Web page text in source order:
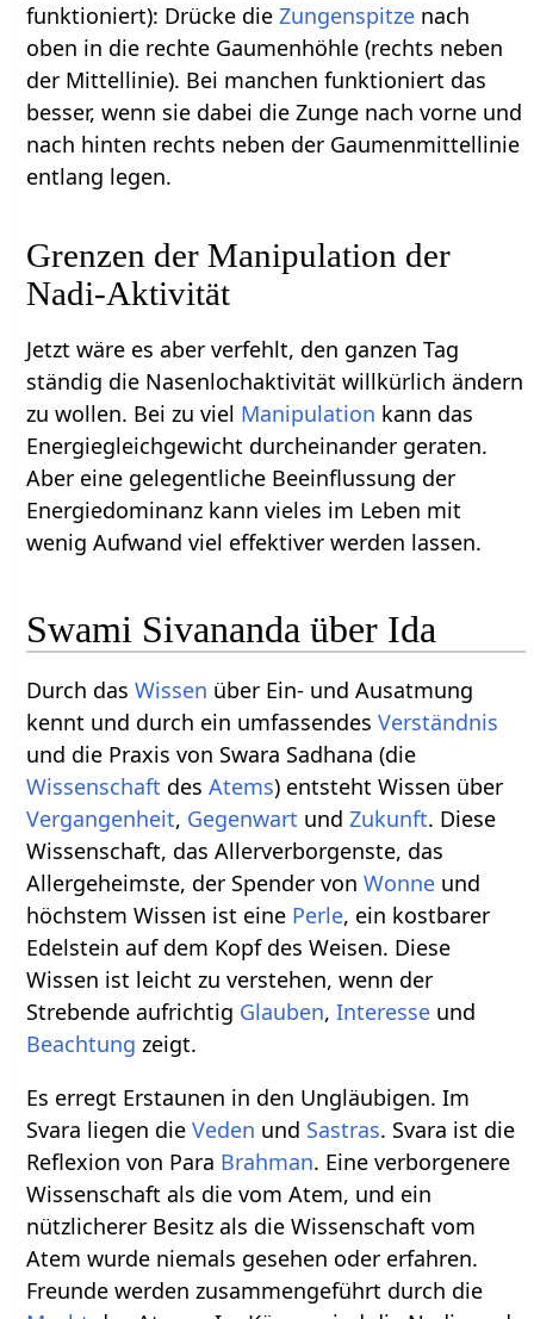
funktioniert): Drücke dieZungenspitze nach
oben in die rechte Gaumenhöhle (rechts neben
der Mittellinie). Bei manchen funktioniert das
besser, wenn sie dabei die Zunge nach vorne und
nach hinten rechts neben der Gaumenmittellinie
entlang legen.
Grenzen der Manipulation der
Nadi-Aktivität
Jetzt wäre es aber verfehlt, den ganzen Tag
ständig die Nasenlochaktivität willkürlich ändern
zu wollen. Bei zu viel Manipulation kann das
Energiegleichgewicht durcheinander geraten.
Aber eine gelegentliche Beeinflussung der
Energiedominanz kann vieles im Leben mit
wenig Aufwand viel effektiver werden lassen.
Swami Sivananda über Ida
Durch dasWissen über Ein- und Ausatmung
kennt und durch ein umfassendesVerständnis
und die Praxis von Swara Sadhana (die
Wissenschaft desAtems) entsteht Wissen über
Vergangenheit, Gegenwart undZukunft. Diese
Wissenschaft, das Allerverborgenste, das
Allergeheimste, der Spender vonWonne und
höchstem Wissen ist eine Perle, ein kostbarer
Edelstein auf dem Kopf des Weisen. Diese
Wissen ist leicht zu verstehen, wenn der
Strebende aufrichtig Glauben,Interesse und
Beachtung zeigt.
Es erregt Erstaunen in den Ungläubigen. Im
Svara liegen dieVeden und Sastras. Svara ist die
Reflexion von Para Brahman. Eine verborgenere
Wissenschaft als die vom Atem, und ein
nützlicherer Besitz als die Wissenschaft vom
Atem wurde niemals gesehen oder erfahren.
Freunde werden zusammengeführt durch die